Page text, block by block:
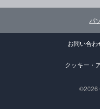
パ
お問い合わ
クッキー・
©2026